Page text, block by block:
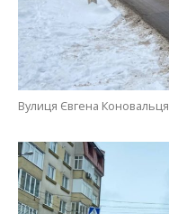
Вулиця Євгена Коновальця